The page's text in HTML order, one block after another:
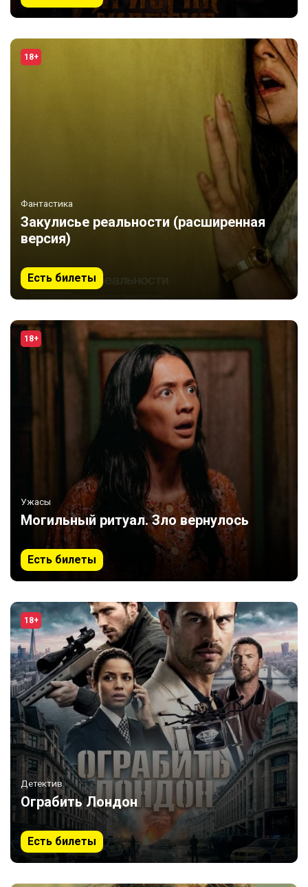
18+
Фантастика
Закулисье реальности (расширенная
версия)
Есть билеты
18+
Ужасы
Могильный ритуал. Зло вернулось
Есть билеты
18+
Детектив
Ограбить Лондон
Есть билеты